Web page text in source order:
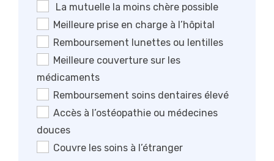
La mutuelle la moins chère possible
Meilleure prise en charge à l’hôpital
Remboursement lunettes ou lentilles
Meilleure couverture sur les
médicaments
Remboursement soins dentaires élevé
Accès à l’ostéopathie ou médecines
douces
Couvre les soins à l’étranger